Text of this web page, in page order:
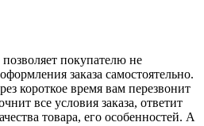
покупателю не
заказа самостоятельно.
короткое время вам перезвонит
все условия заказа, ответит
товара, его особенностей. А